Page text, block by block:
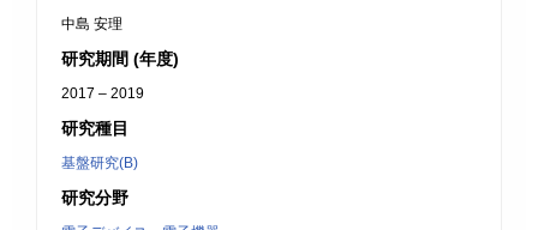
中島 安理
研究期間 (年度)
2017 – 2019
研究種目
基盤研究(B)
研究分野